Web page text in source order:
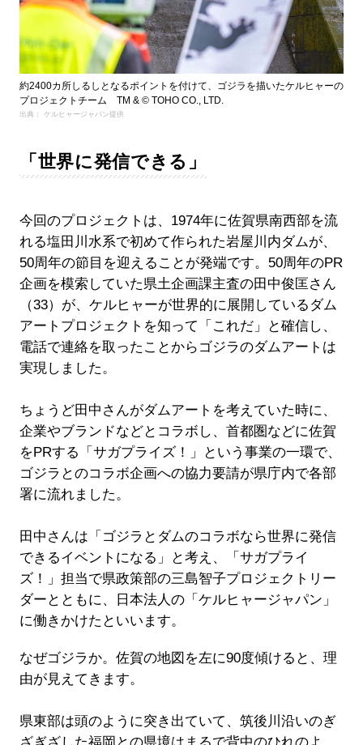
約2400カ所しるしとなるポイントを付けて、ゴジラを描いたケルヒャーの
プロジェクトチーム TM & © TOHO CO., LTD.
出典： ケルヒャージャパン提供
「世界に発信できる」
今回のプロジェクトは、1974年に佐賀県南西部を流
れる塩田川水系で初めて作られた岩屋川内ダムが、
50周年の節目を迎えることが発端です。50周年のPR
企画を模索していた県土企画課主査の田中俊匡さん
（33）が、ケルヒャーが世界的に展開しているダム
アートプロジェクトを知って「これだ」と確信し、
電話で連絡を取ったことからゴジラのダムアートは
実現しました。
ちょうど田中さんがダムアートを考えていた時に、
企業やブランドなどとコラボし、首都圏などに佐賀
をPRする「サガプライズ！」という事業の一環で、
ゴジラとのコラボ企画への協力要請が県庁内で各部
署に流れました。
田中さんは「ゴジラとダムのコラボなら世界に発信
できるイベントになる」と考え、「サガプライ
ズ！」担当で県政策部の三島智子プロジェクトリー
ダーとともに、日本法人の「ケルヒャージャパン」
に働きかけたといいます。
なぜゴジラか。佐賀の地図を左に90度傾けると、理
由が見えてきます。
県東部は頭のように突き出ていて、筑後川沿いのぎ